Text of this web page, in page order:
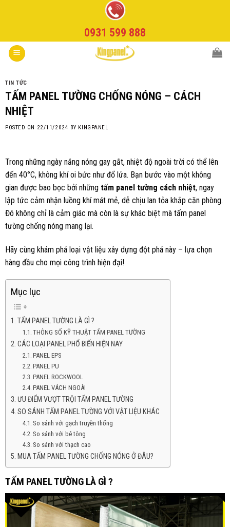
0931 599 888
TIN TỨC
TẤM PANEL TƯỜNG CHỐNG NÓNG – CÁCH
NHIỆT
POSTED ON 22/11/2024 BY KINGPANEL
Trong những ngày nắng nóng gay gắt, nhiệt độ ngoài trời có thể lên
đến 40°C, không khí oi bức như đổ lửa. Bạn bước vào một không
gian được bao bọc bởi những tấm panel tường cách nhiệt, ngay
lập tức cảm nhận luồng khí mát mẻ, dễ chịu lan tỏa khắp căn phòng.
Đó không chỉ là cảm giác mà còn là sự khác biệt mà tấm panel
tường chống nóng mang lại.
Hãy cùng khám phá loại vật liệu xây dựng đột phá này – lựa chọn
hàng đầu cho mọi công trình hiện đại!
Mục lục
TẤM PANEL TƯỜNG LÀ GÌ ?
THÔNG SỐ KỸ THUẬT TẤM PANEL TƯỜNG
CÁC LOẠI PANEL PHỔ BIẾN HIỆN NAY
PANEL EPS
PANEL PU
PANEL ROCKWOOL
PANEL VÁCH NGOÀI
ƯU ĐIỂM VƯỢT TRỘI TẤM PANEL TƯỜNG
SO SÁNH TẤM PANEL TƯỜNG VỚI VẬT LIỆU KHÁC
So sánh với gạch truyền thống
So sánh với bê tông
So sánh với thạch cao
MUA TẤM PANEL TƯỜNG CHỐNG NÓNG Ở ĐÂU?
TẤM PANEL TƯỜNG LÀ GÌ ?